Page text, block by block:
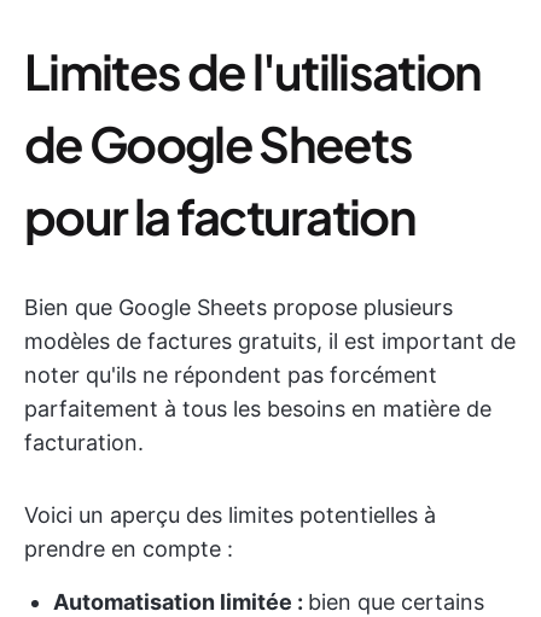
Limites de l'utilisation
de Google Sheets
pour la facturation
Bien que Google Sheets propose plusieurs
modèles de factures gratuits, il est important de
noter qu'ils ne répondent pas forcément
parfaitement à tous les besoins en matière de
facturation.
Voici un aperçu des limites potentielles à
prendre en compte :
Automatisation limitée : bien que certains